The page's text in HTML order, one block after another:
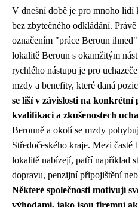
V dnešní době je pro mnoho lidí
bez zbytečného odkládání.
označením "práce Beroun
lokalitě Beroun s okamžitým
rychlého nástupu je pro
mzdy a benefity, které daná
se liší v závislosti na konkrétní
kvalifikaci a zkušenostech
Berouně a okolí se mzdy
Středočeského kraje. Mezi
lokalitě nabízejí, patří například
dopravu, penzijní připojištění
Některé společnosti motivují
výhodami, jako jsou firemní